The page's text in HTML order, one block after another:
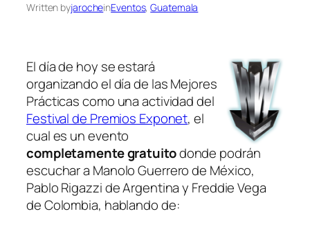
Written byjarocheinEventos, Guatemala
El día de hoy se estará
organizando el día de las Mejores
Prácticas como una actividad del
Festival de Premios Exponet, el
cual es un evento
completamente gratuitodonde podrán
escuchar a Manolo Guerrero de México,
Pablo Rigazzi de Argentina y Freddie Vega
de Colombia, hablando de: